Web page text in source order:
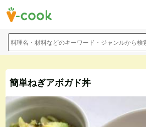
料理名・材料などのキーワード・ジャンルから検
簡単ねぎアボガド丼